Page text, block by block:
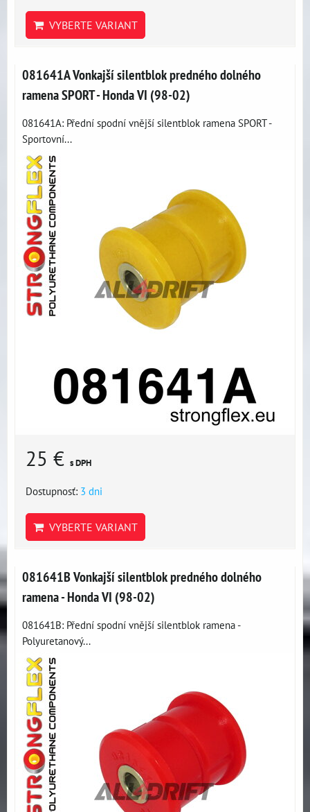
VYBERTE VARIANT
081641A Vonkajší silentblok predného dolného
ramena SPORT - Honda VI (98-02)
081641A: Přední spodní vnější silentblok ramena SPORT -
Sportovní...
25 € s DPH
Dostupnosť: 3 dni
VYBERTE VARIANT
081641B Vonkajší silentblok predného dolného
ramena - Honda VI (98-02)
081641B: Přední spodní vnější silentblok ramena -
Polyuretanový...